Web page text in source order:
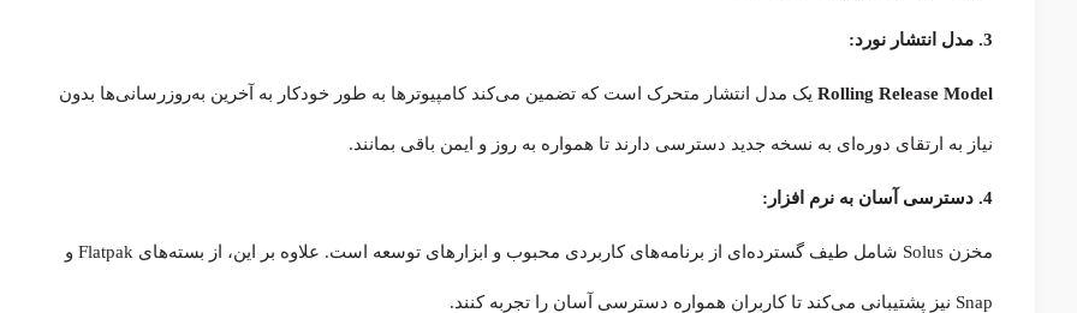
3. مدل انتشار نورد:
Rolling Release Model یک مدل انتشار متحرک است که تضمین می‌کند کامپیوترها به طور خودکار به آخرین به‌روزرسانی‌ها بدون
نیاز به ارتقای دوره‌ای به نسخه جدید دسترسی دارند تا همواره به روز و ایمن باقی بمانند.
4. دسترسی آسان به نرم افزار:
مخزن Solus شامل طیف گسترده‌ای از برنامه‌های کاربردی محبوب و ابزارهای توسعه است. علاوه بر این، از بسته‌های Flatpak و
Snap نیز پشتیبانی می‌کند تا کاربران همواره دسترسی آسان را تجربه کنند.